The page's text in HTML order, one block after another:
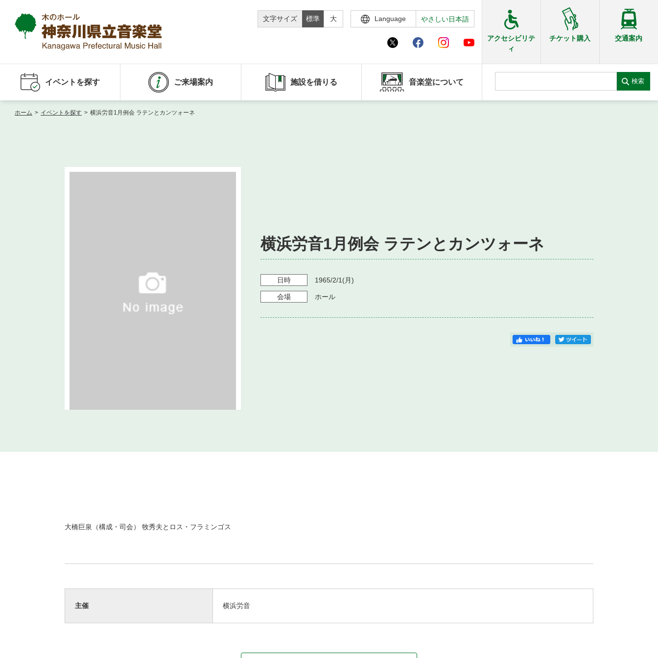
文字サイズ 標準 大 Language やさしい日本語
アクセシビリテ
ィ
チケット購入 交通案内
イベントを探す ご来場案内 施設を借りる 音楽堂について 検索
ホーム > イベントを探す > 横浜労音1月例会 ラテンとカンツォーネ
横浜労音1月例会 ラテンとカンツォーネ
日時 1965/2/1 (月)
会場 ホール
大橋巨泉（構成・司会） 牧秀夫とロス・フラミンゴス
主催 横浜労音